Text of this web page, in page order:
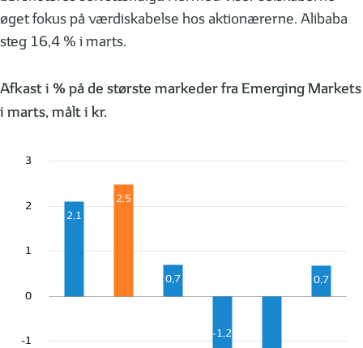
øget fokus på værdiskabelse hos aktionærerne. Alibaba
steg 16,4 % i marts.
Afkast i % på de største markeder fra Emerging Markets
i marts, målt i kr.
2,1
2,5
0,7
-1,2
0,7
-1
0
1
2
3